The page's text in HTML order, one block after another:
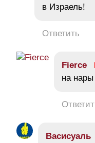
в Израель!
Ответить
Fierce
на
Васисуаль